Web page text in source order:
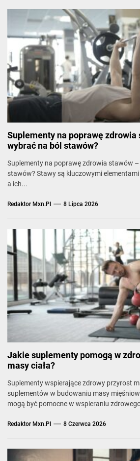
Suplementy na poprawę zdrowia
wybrać na ból stawów?
Suplementy na poprawę zdrowia stawów –
stawów? Stawy są kluczowymi elementami
a ich...
Redaktor Mxn.pl 8 Lipca 2026
Jakie suplementy pomogą w
masy ciała?
Suplementy wspierające zdrowy przyrost
suplementów w budowaniu masy
mogą być pomocne w wspieraniu
Redaktor Mxn.pl 8 Czerwca 2026